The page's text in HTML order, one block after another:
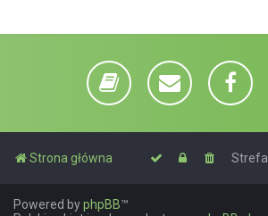
Strona główna
Powered byphpBB™